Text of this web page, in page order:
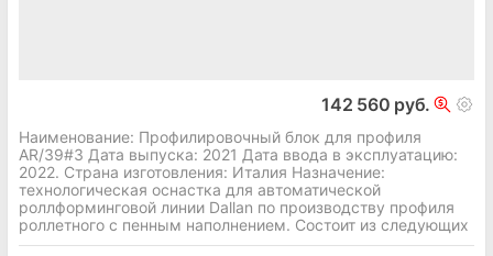
142 560 руб.
Наименование: Профилировочный блок для профиля
AR/39#3 Дата выпуска: 2021 Дата ввода в эксплуатацию:
2022. Страна изготовления: Италия Назначение:
технологическая оснастка для автоматической
роллформинговой линии Dallan по производству профиля
роллетного с пенным наполнением. Состоит из следующих